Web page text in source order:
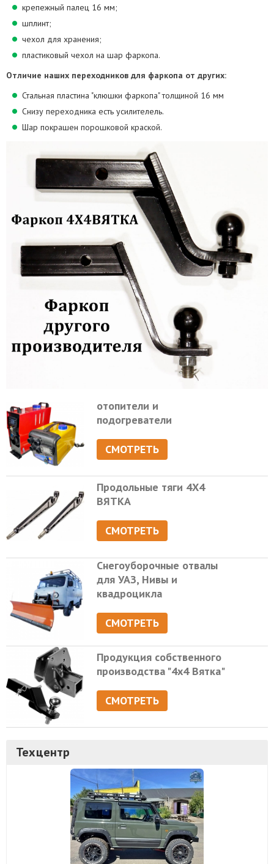
крепежный палец 16 мм;
шплинт;
чехол для хранения;
пластиковый чехол на шар фаркопа.
Отличие наших переходников для фаркопа от других:
Стальная пластина "клюшки фаркопа" толщиной 16 мм
Снизу переходника есть усилителель.
Шар покрашен порошковой краской.
отопители и
подогреватели
СМОТРЕТЬ
Продольные тяги 4Х4
ВЯТКА
СМОТРЕТЬ
Снегоуборочные отвалы
для УАЗ, Нивы и
квадроцикла
СМОТРЕТЬ
Продукция собственного
производства "4х4 Вятка"
СМОТРЕТЬ
Техцентр